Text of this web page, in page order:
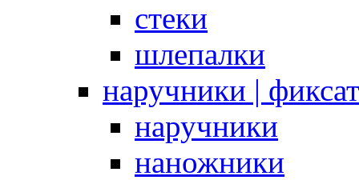
стеки
шлепалки
наручники |
наручники
наножники